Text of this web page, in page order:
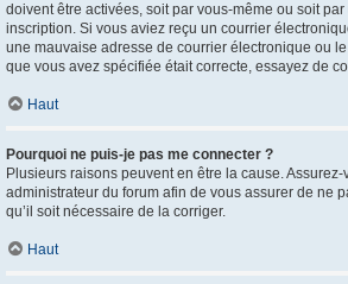
doivent être activées, soit par vous-même ou soit
inscription. Si vous aviez reçu un courrier
une mauvaise adresse de courrier électronique ou
que vous avez spécifiée était correcte, essayez de
Haut
Pourquoi ne puis-je pas me connecter ?
Plusieurs raisons peuvent en être la cause.
administrateur du forum afin de vous assurer de ne
qu’il soit nécessaire de la corriger.
Haut